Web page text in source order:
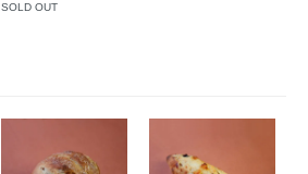
SOLD OUT